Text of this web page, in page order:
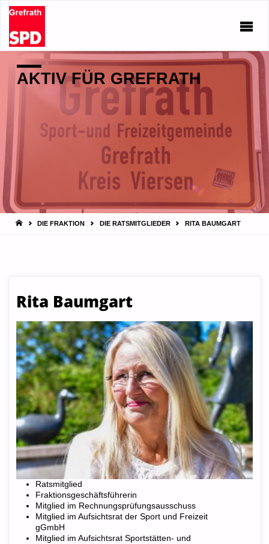
AKTIV FÜR GREFRATH
STARTDIE FRAKTION DIE RATSMITGLIEDER RITA BAUMGART
Rita Baumgart
Ratsmitglied
Fraktionsgeschäftsführerin
Mitglied im Rechnungsprüfungsausschuss
Mitglied im Aufsichtsrat der Sport und Freizeit
gGmbH
Mitglied im Aufsichtsrat Sportstätten- und